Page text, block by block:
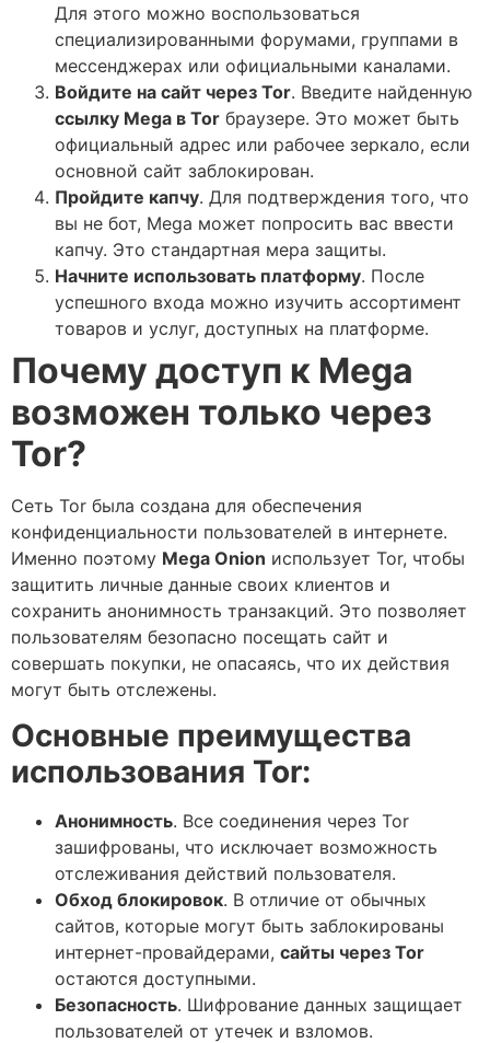
Для этого можно воспользоваться
специализированными форумами, группами в
мессенджерах или официальными каналами.
Войдите на сайт через Tor. Введите найденную
ссылку Mega в Tor браузере. Это может быть
официальный адрес или рабочее зеркало, если
основной сайт заблокирован.
Пройдите капчу. Для подтверждения того, что
вы не бот, Mega может попросить вас ввести
капчу. Это стандартная мера защиты.
Начните использовать платформу. После
успешного входа можно изучить ассортимент
товаров и услуг, доступных на платформе.
Почему доступ к Mega
возможен только через
Tor?
Сеть Tor была создана для обеспечения
конфиденциальности пользователей в интернете.
Именно поэтому Mega Onion использует Tor, чтобы
защитить личные данные своих клиентов и
сохранить анонимность транзакций. Это позволяет
пользователям безопасно посещать сайт и
совершать покупки, не опасаясь, что их действия
могут быть отслежены.
Основные преимущества
использования Tor:
Анонимность. Все соединения через Tor
зашифрованы, что исключает возможность
отслеживания действий пользователя.
Обход блокировок. В отличие от обычных
сайтов, которые могут быть заблокированы
интернет-провайдерами, сайты через Tor
остаются доступными.
Безопасность. Шифрование данных защищает
пользователей от утечек и взломов.